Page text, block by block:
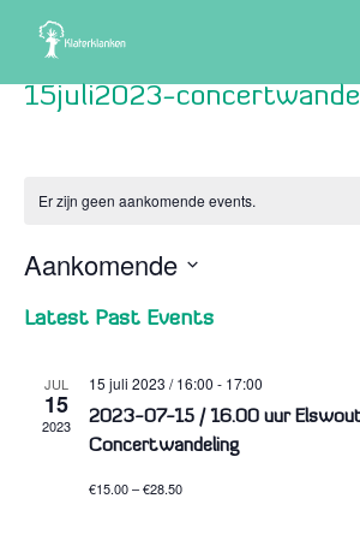
15juli2023-
Er zijn geen aankomende events.
Aankomende
date.
Latest Past Events
JUL
15
2023
15 juli 2023 / 16:00 - 17:00
2023-07-15 / 16.00 uur
Concertwandeling
€15.00 – €28.50